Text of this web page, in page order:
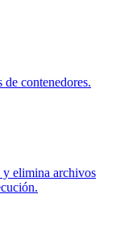
contenedores.
y elimina archivos